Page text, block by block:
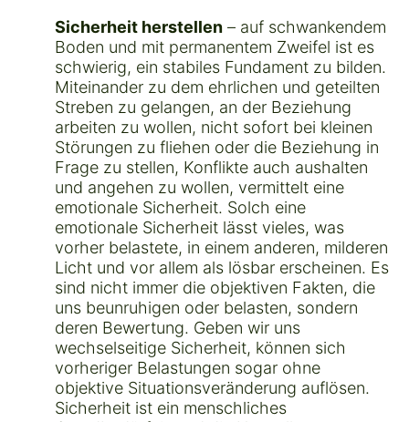
Sicherheit herstellen – auf schwankendem
Boden und mit permanentem Zweifel ist es
schwierig, ein stabiles Fundament zu bilden.
Miteinander zu dem ehrlichen und geteilten
Streben zu gelangen, an der Beziehung
arbeiten zu wollen, nicht sofort bei kleinen
Störungen zu fliehen oder die Beziehung in
Frage zu stellen, Konflikte auch aushalten
und angehen zu wollen, vermittelt eine
emotionale Sicherheit. Solch eine
emotionale Sicherheit lässt vieles, was
vorher belastete, in einem anderen, milderen
Licht und vor allem als lösbar erscheinen. Es
sind nicht immer die objektiven Fakten, die
uns beunruhigen oder belasten, sondern
deren Bewertung. Geben wir uns
wechselseitige Sicherheit, können sich
vorheriger Belastungen sogar ohne
objektive Situationsveränderung auflösen.
Sicherheit ist ein menschliches